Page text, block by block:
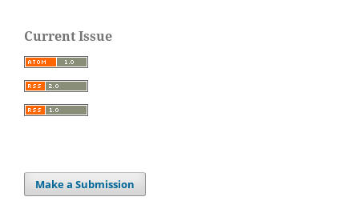
Current Issue
Make a Submission